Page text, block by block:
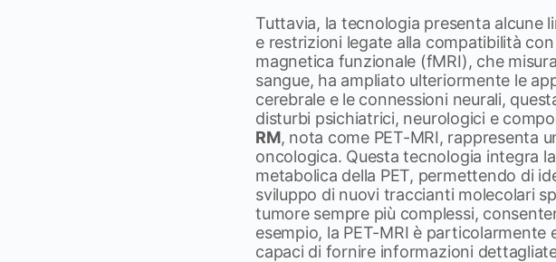
Tuttavia, la tecnologia presenta alcune
e restrizioni legate alla compatibilità
magnetica funzionale (fMRI), che
sangue, ha ampliato ulteriormente le
cerebrale e le connessioni neurali,
disturbi psichiatrici, neurologici e
RM, nota come PET-MRI, rappresenta
oncologica. Questa tecnologia integra
metabolica della PET, permettendo di
sviluppo di nuovi traccianti molecolari
tumore sempre più complessi,
esempio, la PET-MRI è
capaci di fornire informazioni